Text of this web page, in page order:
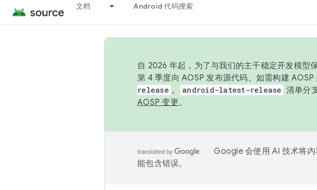
文档 Android 代码搜索
自 2026 年起，为了与我们的主干稳定开发模型
第 4 季度向 AOSP 发布源代码。如需构建
release 。 android-latest-release 清单分
AOSP 变更。
Google 会使用 AI 技术将
能包含错误。